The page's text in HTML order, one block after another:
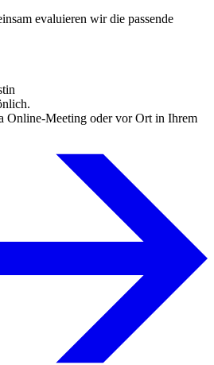
evaluieren wir die passende
Online-Meeting oder vor Ort in Ihrem